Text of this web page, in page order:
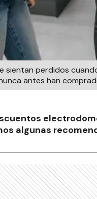
sientan perdidos
antes han
algunas